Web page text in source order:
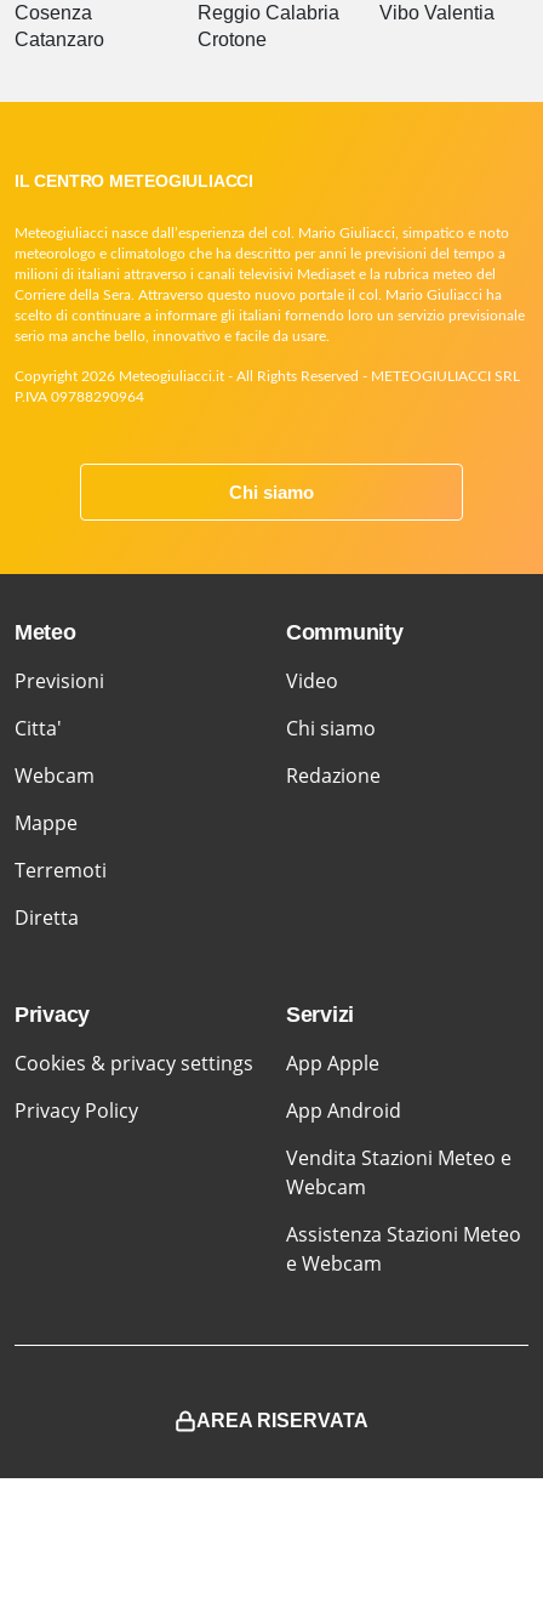
Cosenza
Catanzaro
Reggio Calabria
Crotone
Vibo Valentia
IL CENTRO METEOGIULIACCI
Meteogiuliacci nasce dall’esperienza del col. Mario Giuliacci, simpatico e noto
meteorologo e climatologo che ha descritto per anni le previsioni del tempo a
milioni di italiani attraverso i canali televisivi Mediaset e la rubrica meteo del
Corriere della Sera. Attraverso questo nuovo portale il col. Mario Giuliacci ha
scelto di continuare a informare gli italiani fornendo loro un servizio previsionale
serio ma anche bello, innovativo e facile da usare.
Copyright 2026 Meteogiuliacci.it - All Rights Reserved - METEOGIULIACCI SRL
P.IVA 09788290964
Chi siamo
Meteo
Previsioni
Citta'
Webcam
Mappe
Terremoti
Diretta
Community
Video
Chi siamo
Redazione
Privacy
Cookies & privacy settings
Privacy Policy
Servizi
App Apple
App Android
Vendita Stazioni Meteo e
Webcam
Assistenza Stazioni Meteo
e Webcam
AREA RISERVATA